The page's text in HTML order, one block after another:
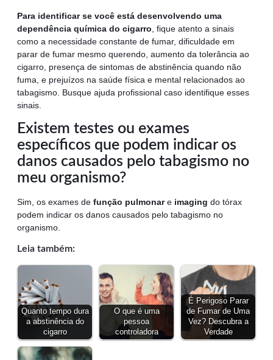
Para identificar se você está desenvolvendo uma
dependência química do cigarro , fique atento a sinais
como a necessidade constante de fumar, dificuldade em
parar de fumar mesmo querendo, aumento da tolerância ao
cigarro, presença de sintomas de abstinência quando não
fuma, e prejuízos na saúde física e mental relacionados ao
tabagismo. Busque ajuda profissional caso identifique esses
sinais.
Existem testes ou exames
específicos que podem indicar os
danos causados pelo tabagismo no
meu organismo?
Sim, os exames de função pulmonare imaging do tórax
podem indicar os danos causados pelo tabagismo no
organismo.
Leia também:
Quanto tempo dura
a abstinência do
cigarro
O que é uma
pessoa
controladora
É Perigoso Parar
de Fumar de Uma
Vez? Descubra a
Verdade